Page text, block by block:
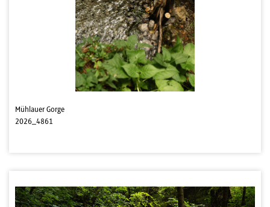
Mühlauer Gorge
2026_4861